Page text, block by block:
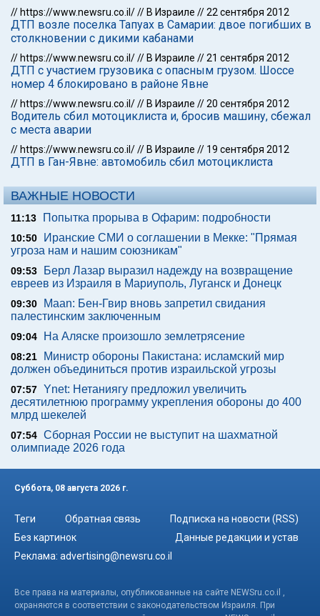
// https://www.newsru.co.il/// В Израиле //22 сентября 2012
ДТП возле поселка Тапуах в Самарии: двое погибших в
столкновении с дикими кабанами
// https://www.newsru.co.il/// В Израиле //21 сентября 2012
ДТП с участием грузовика с опасным грузом. Шоссе
номер 4 блокировано в районе Явне
// https://www.newsru.co.il/// В Израиле //20 сентября 2012
Водитель сбил мотоциклиста и, бросив машину, сбежал
с места аварии
// https://www.newsru.co.il/// В Израиле // 19 сентября 2012
ДТП в Ган-Явне: автомобиль сбил мотоциклиста
ВАЖНЫЕ НОВОСТИ
11:13 Попытка прорыва в Офарим: подробности
10:50
Иранские СМИ о соглашении в Мекке: "Прямая
угроза нам и нашим союзникам"
09:53
Берл Лазар выразил надежду на возвращение
евреев из Израиля в Мариуполь, Луганск и Донецк
09:30
Maan: Бен-Гвир вновь запретил свидания
палестинским заключенным
09:04 На Аляске произошло землетрясение
08:21
Министр обороны Пакистана: исламский мир
должен объединиться против израильской угрозы
07:57 Ynet: Нетаниягу предложил увеличить
десятилетнюю программу укрепления обороны до 400
млрд шекелей
07:54 Сборная России не выступит на шахматной
олимпиаде 2026 года
Суббота, 08 августа 2026 г.
Теги Обратная связь
Подписка на новости (RSS)
Без картинок
Данные редакции и устав
Реклама: advertising@newsru.co.il
Все права на материалы, опубликованные на сайте NEWSru.co.il ,
охраняются в соответствии с законодательством Израиля. При